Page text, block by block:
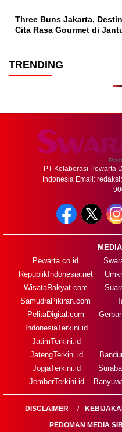
Three Buns Jakarta,
Cita Rasa Gourmet di
TRENDING
PT Kolaborasi Pewarta
Indonesia Email:
Pewarta.co.id
RepublikIndonesia.net
WisataRakyat.com
SamudraPikiran.com
PelitaDigital.com
IndonesiaTerkini.id
JatimTerkini.id
JatengTerkini.id
JogjaTerkini.id
JemberTerkini.id
DISCLAIMER
PEDOMAN MEDIA